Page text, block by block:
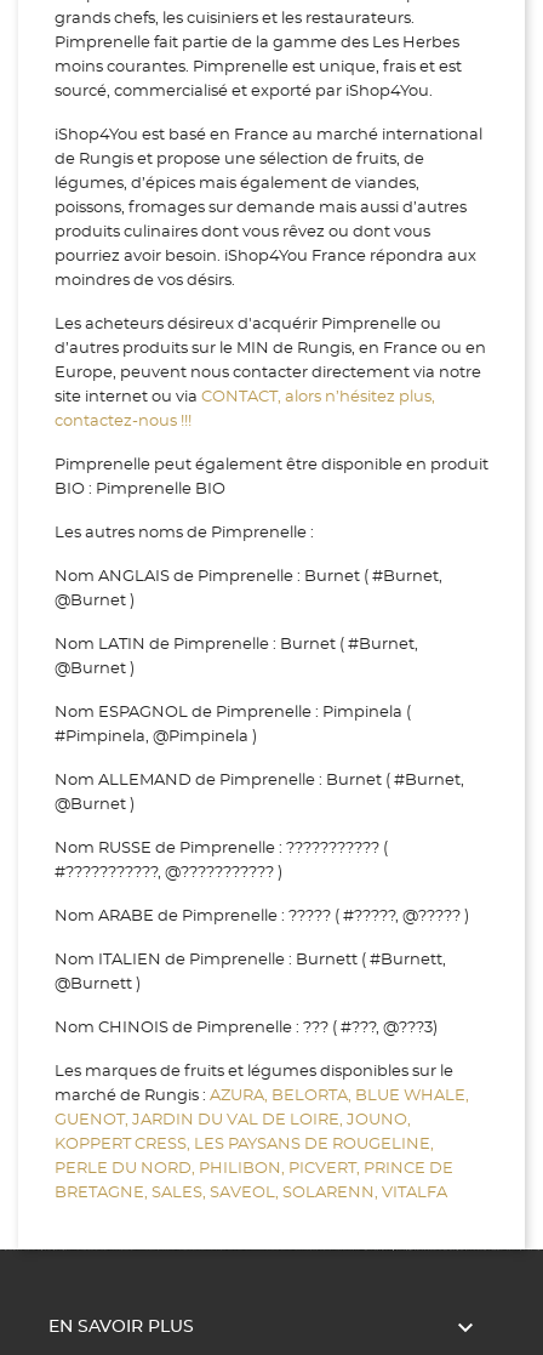
grands chefs, les cuisiniers et les restaurateurs.
Pimprenelle fait partie de la gamme des Les Herbes
moins courantes. Pimprenelle est unique, frais et est
sourcé, commercialisé et exporté par iShop4You.
iShop4You est basé en France au marché international
de Rungis et propose une sélection de fruits, de
légumes, d’épices mais également de viandes,
poissons, fromages sur demande mais aussi d’autres
produits culinaires dont vous rêvez ou dont vous
pourriez avoir besoin. iShop4You France répondra aux
moindres de vos désirs.
Les acheteurs désireux d'acquérir Pimprenelle ou
d’autres produits sur le MIN de Rungis, en France ou en
Europe, peuvent nous contacter directement via notre
site internet ou via CONTACT, alors n’hésitez plus,
contactez-nous !!!
Pimprenelle peut également être disponible en produit
BIO : Pimprenelle BIO
Les autres noms de Pimprenelle :
Nom ANGLAIS de Pimprenelle : Burnet ( #Burnet,
@Burnet )
Nom LATIN de Pimprenelle : Burnet ( #Burnet,
@Burnet )
Nom ESPAGNOL de Pimprenelle : Pimpinela (
#Pimpinela, @Pimpinela )
Nom ALLEMAND de Pimprenelle : Burnet ( #Burnet,
@Burnet )
Nom RUSSE de Pimprenelle : ??????????? (
#???????????, @??????????? )
Nom ARABE de Pimprenelle : ????? ( #?????, @????? )
Nom ITALIEN de Pimprenelle : Burnett ( #Burnett,
@Burnett )
Nom CHINOIS de Pimprenelle : ??? ( #???, @???3)
Les marques de fruits et légumes disponibles sur le
marché de Rungis : AZURA, BELORTA, BLUE WHALE,
GUENOT, JARDIN DU VAL DE LOIRE, JOUNO,
KOPPERT CRESS, LES PAYSANS DE ROUGELINE,
PERLE DU NORD, PHILIBON, PICVERT, PRINCE DE
BRETAGNE, SALES, SAVEOL, SOLARENN, VITALFA
EN SAVOIR PLUS 